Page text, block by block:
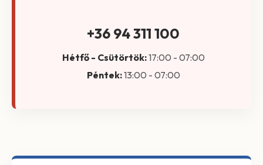
+36 94 311 100
Hétfő - Csütörtök:17:00 - 07:00
Péntek:13:00 - 07:00